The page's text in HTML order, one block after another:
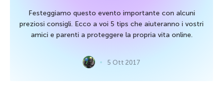
Festeggiamo questo evento importante con alcuni
preziosi consigli. Ecco a voi 5 tips che aiuteranno i vostri
amici e parenti a proteggere la propria vita online.
5 Ott 2017